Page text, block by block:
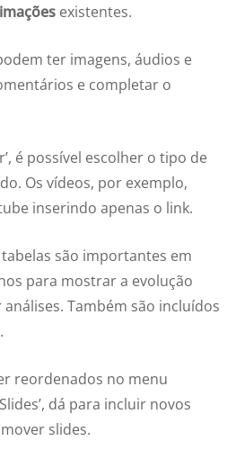
existentes.
ter imagens, áudios e
e completar o
é possível escolher o tipo de
Os vídeos, por exemplo,
inserindo apenas o link.
são importantes em
para mostrar a evolução
Também são incluídos
reordenados no menu
dá para incluir novos
slides.